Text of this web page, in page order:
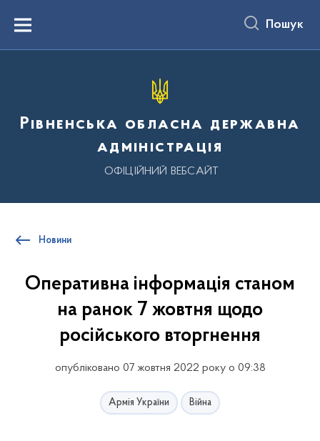
вмістуMenu Пошук
Рівненська обласна державна
адміністрація
ОФІЦІЙНИЙ ВЕБСАЙТ
Новини
Оперативна інформація станом
на ранок 7 жовтня щодо
російського вторгнення
опубліковано 07 жовтня 2022 року о 09:38
Армія України Війна